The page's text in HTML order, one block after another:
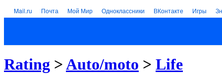
Mail.ru Почта Мой Мир Одноклассники ВКонтакте Игры
Rating >Auto/moto > Life